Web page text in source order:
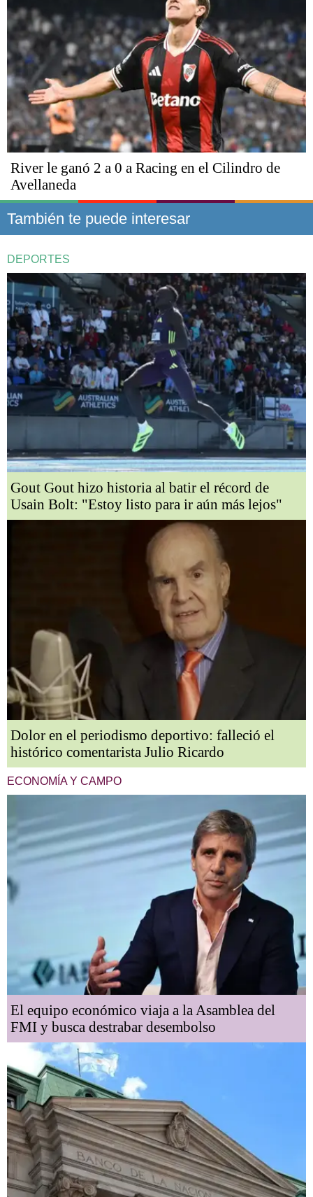
River le ganó 2 a 0 a Racing en el Cilindro de
Avellaneda
También te puede interesar
DEPORTES
Gout Gout hizo historia al batir el récord de
Usain Bolt: "Estoy listo para ir aún más lejos"
Dolor en el periodismo deportivo: falleció el
histórico comentarista Julio Ricardo
ECONOMÍA Y CAMPO
El equipo económico viaja a la Asamblea del
FMI y busca destrabar desembolso